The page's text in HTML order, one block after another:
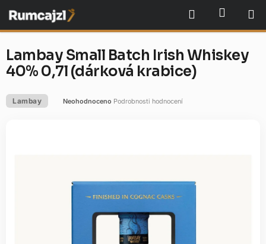
na
obsah
Hledat
Lambay Small Batch Irish Whiskey
40% 0,7l (dárková krabice)
Lambay
hvězdiček.
Neohodnoceno Podrobnosti hodnocení